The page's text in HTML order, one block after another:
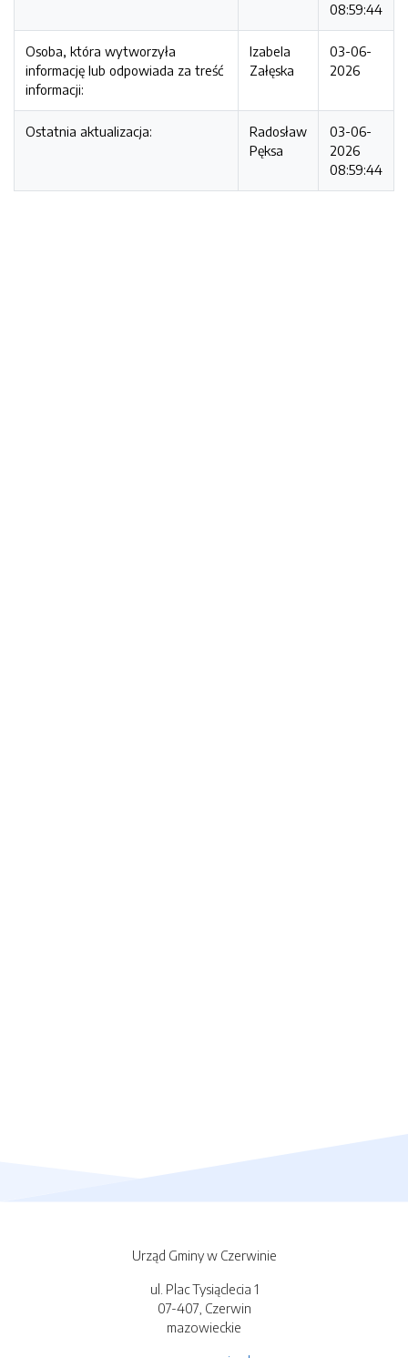
08:59:44
Osoba, która wytworzyła
informację lub odpowiada za treść
informacji:
Izabela
Załęska
03-06-
2026
Ostatnia aktualizacja:
Radosław
Pęksa
03-06-
2026
08:59:44
Urząd Gminy w Czerwinie
ul. Plac Tysiąclecia 1
07-407, Czerwin
mazowieckie